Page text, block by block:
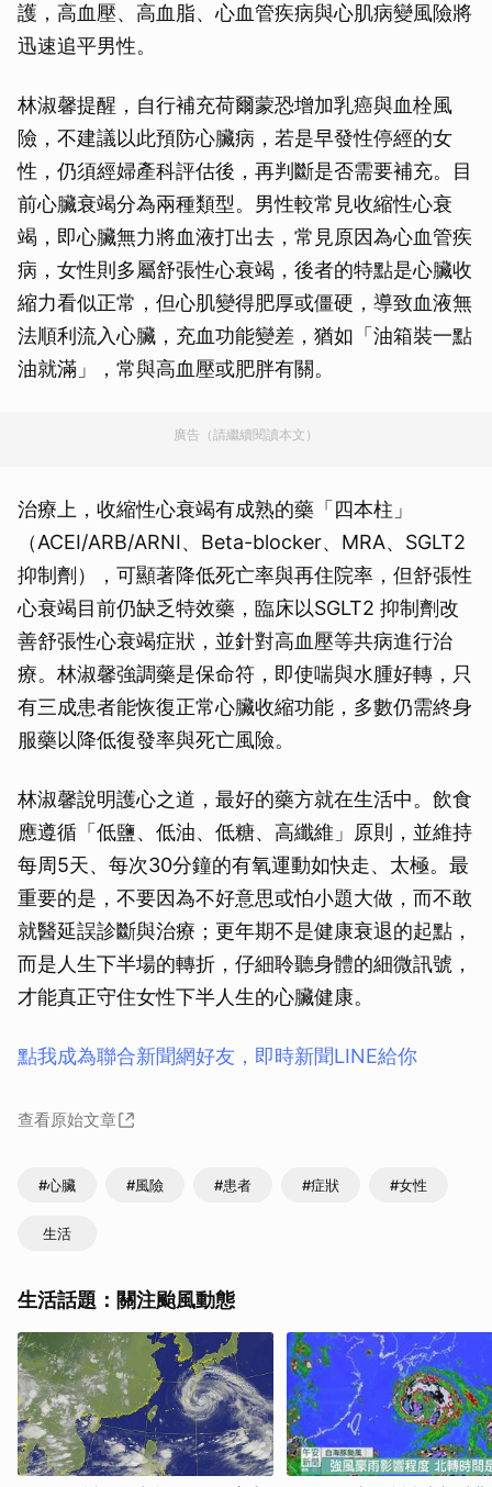
護，高血壓、高血脂、心血管疾病與心肌病變風險將
迅速追平男性。
林淑馨提醒，自行補充荷爾蒙恐增加乳癌與血栓風
險，不建議以此預防心臟病，若是早發性停經的女
性，仍須經婦產科評估後，再判斷是否需要補充。目
前心臟衰竭分為兩種類型。男性較常見收縮性心衰
竭，即心臟無力將血液打出去，常見原因為心血管疾
病，女性則多屬舒張性心衰竭，後者的特點是心臟收
縮力看似正常，但心肌變得肥厚或僵硬，導致血液無
法順利流入心臟，充血功能變差，猶如「油箱裝一點
油就滿」，常與高血壓或肥胖有關。
廣告（請繼續閱讀本文）
治療上，收縮性心衰竭有成熟的藥「四本柱」
（ACEI/ARB/ARNI、Beta-blocker、MRA、SGLT2
抑制劑），可顯著降低死亡率與再住院率，但舒張性
心衰竭目前仍缺乏特效藥，臨床以SGLT2 抑制劑改
善舒張性心衰竭症狀，並針對高血壓等共病進行治
療。林淑馨強調藥是保命符，即使喘與水腫好轉，只
有三成患者能恢復正常心臟收縮功能，多數仍需終身
服藥以降低復發率與死亡風險。
林淑馨說明護心之道，最好的藥方就在生活中。飲食
應遵循「低鹽、低油、低糖、高纖維」原則，並維持
每周5天、每次30分鐘的有氧運動如快走、太極。最
重要的是，不要因為不好意思或怕小題大做，而不敢
就醫延誤診斷與治療；更年期不是健康衰退的起點，
而是人生下半場的轉折，仔細聆聽身體的細微訊號，
才能真正守住女性下半人生的心臟健康。
點我成為聯合新聞網好友，即時新聞LINE給你
查看原始文章
#心臟 #風險 #患者 #症狀 #女性
生活
生活話題：關注颱風動態